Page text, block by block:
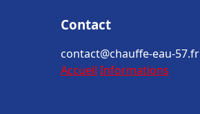
Contact
contact@chauffe-eau-57.fr
Accueil Informations